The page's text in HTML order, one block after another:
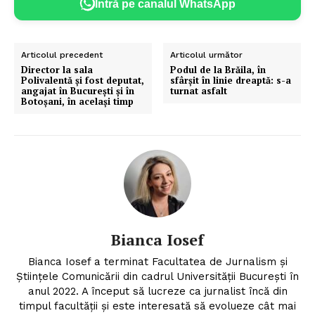
Intră pe canalul WhatsApp
Articolul precedent
Director la sala
Polivalentă și fost deputat,
angajat în București și în
Botoșani, în același timp
Articolul următor
Podul de la Brăila, în
sfârșit în linie dreaptă: s-a
turnat asfalt
Bianca Iosef
Bianca Iosef a terminat Facultatea de Jurnalism și
Științele Comunicării din cadrul Universității București în
anul 2022. A început să lucreze ca jurnalist încă din
timpul facultății și este interesată să evolueze cât mai